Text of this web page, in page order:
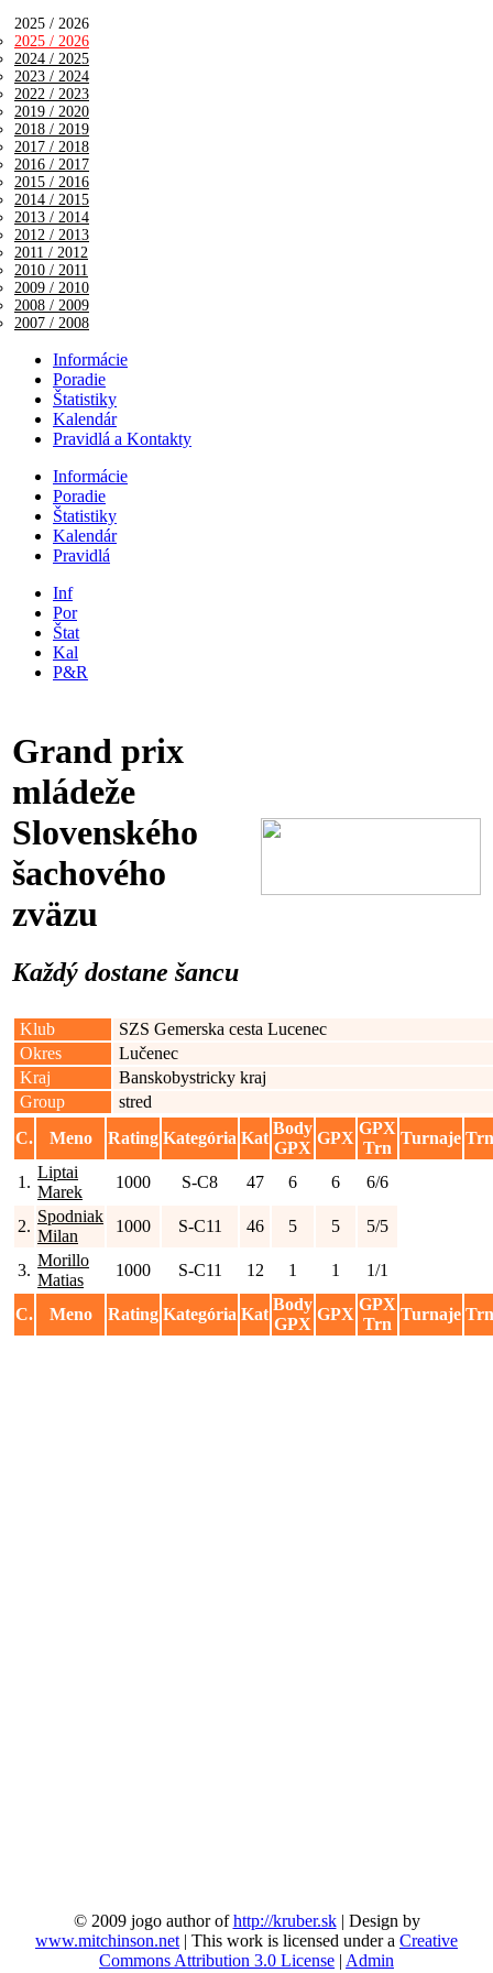
2025 / 2026
2025 / 2026
2024 / 2025
2023 / 2024
2022 / 2023
2019 / 2020
2018 / 2019
2017 / 2018
2016 / 2017
2015 / 2016
2014 / 2015
2013 / 2014
2012 / 2013
2011 / 2012
2010 / 2011
2009 / 2010
2008 / 2009
2007 / 2008
Informácie
Poradie
Štatistiky
Kalendár
Pravidlá a Kontakty
Informácie
Poradie
Štatistiky
Kalendár
Pravidlá
Inf
Por
Štat
Kal
P&R
Grand prix
mládeže
Slovenského
šachového
zväzu
Každý dostane šancu
Klub
SZS Gemerska cesta Lucenec
Okres
Lučenec
Kraj
Banskobystricky kraj
Group
stred
C.
Meno Rating Kategória Kat
Body
GPX
GPX
GPX
Trn
Turnaje Trn
1.
Liptai
Marek
1000 S-C8 47 6 6 6/6
2.
Spodniak
Milan
1000 S-C11 46 5 5 5/5
3.
Morillo
Matias
1000 S-C11 12 1 1 1/1
C. Meno Rating Kategória Kat
Body
GPX
GPX
GPX
Trn
Turnaje Trn
© 2009 jogo author ofhttp://kruber.sk| Design by
www.mitchinson.net | This work is licensed under a Creative
Commons Attribution 3.0 License | Admin